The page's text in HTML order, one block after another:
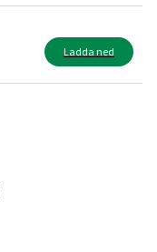
Ladda ned